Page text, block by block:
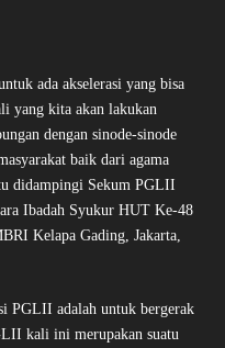
ada akselerasi yang bisa
yang kita akan lakukan
dengan sinode-sinode
baik dari agama
didampingi Sekum PGLII
Ibadah Syukur HUT Ke-48
Kelapa Gading, Jakarta,
PGLII adalah untuk bergerak
kali ini merupakan suatu